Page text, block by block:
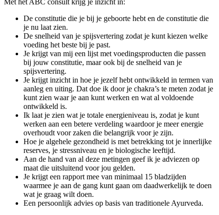
Met het ABC consult krijg je inzicht in:
De constitutie die je bij je geboorte hebt en de constitutie die
je nu laat zien.
De snelheid van je spijsvertering zodat je kunt kiezen welke
voeding het beste bij je past.
Je krijgt van mij een lijst met voedingsproducten die passen
bij jouw constitutie, maar ook bij de snelheid van je
spijsvertering.
Je krijgt inzicht in hoe je jezelf hebt ontwikkeld in termen van
aanleg en uiting. Dat doe ik door je chakra’s te meten zodat je
kunt zien waar je aan kunt werken en wat al voldoende
ontwikkeld is.
Ik laat je zien wat je totale energieniveau is, zodat je kunt
werken aan een betere verdeling waardoor je meer energie
overhoudt voor zaken die belangrijk voor je zijn.
Hoe je algehele gezondheid is met betrekking tot je innerlijke
reserves, je stressniveau en je biologische leeftijd.
Aan de hand van al deze metingen geef ik je adviezen op
maat die uitsluitend voor jou gelden.
Je krijgt een rapport mee van minimaal 15 bladzijden
waarmee je aan de gang kunt gaan om daadwerkelijk te doen
wat je graag wilt doen.
Een persoonlijk advies op basis van traditionele Ayurveda.